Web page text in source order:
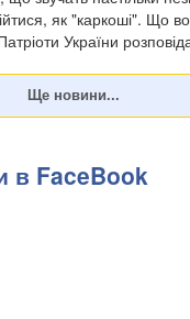
як "каркоші". Що
України
в FaceBook